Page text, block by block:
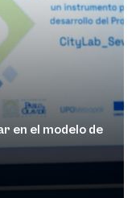
en el modelo de